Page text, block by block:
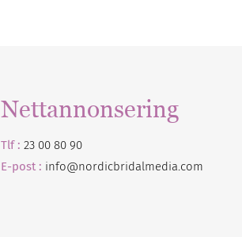
Nettannonsering
Tlf : 23 00 80 90
E-post : info@nordicbridalmedia.com